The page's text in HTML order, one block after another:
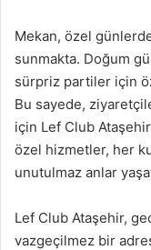
Mekan, özel
sunmakta. Doğum
sürpriz partiler için
Bu sayede,
için Lef Club
özel hizmetler, her
unutulmaz anlar
Lef Club Ataşehir,
vazgeçilmez bir